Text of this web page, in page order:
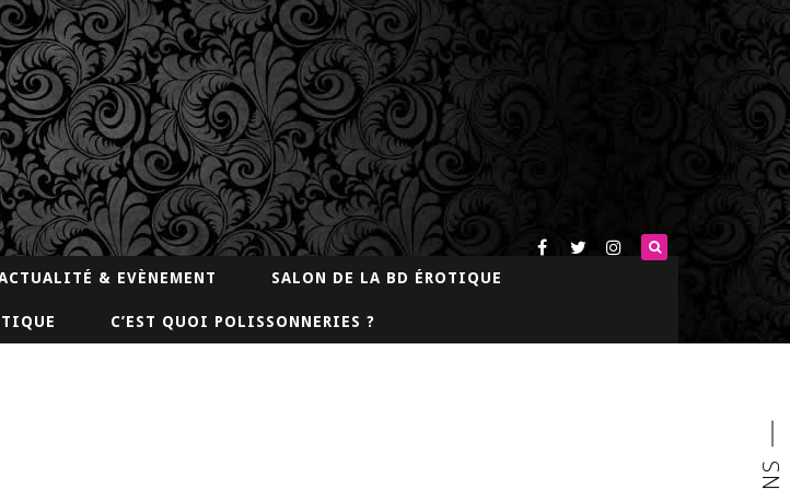
& EVÈNEMENT SALON DE LA BD ÉROTIQUE
C’EST QUOI POLISSONNERIES ?